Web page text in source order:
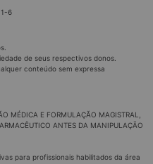
6
de seus respectivos donos.
conteúdo sem expressa
MÉDICA E FORMULAÇÃO MAGISTRAL,
ANTES DA MANIPULAÇÃO
para profissionais habilitados da área